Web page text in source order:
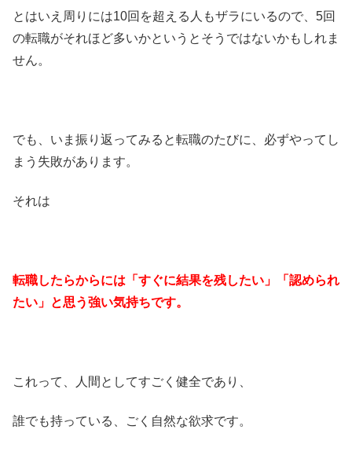
とはいえ周りには10回を超える人もザラにいるので、5回
の転職がそれほど多いかというとそうではないかもしれま
せん。
でも、いま振り返ってみると転職のたびに、必ずやってし
まう失敗があります。
それは
転職したらからには「すぐに結果を残したい」「認められ
たい」と思う強い気持ちです。
これって、人間としてすごく健全であり、
誰でも持っている、ごく自然な欲求です。